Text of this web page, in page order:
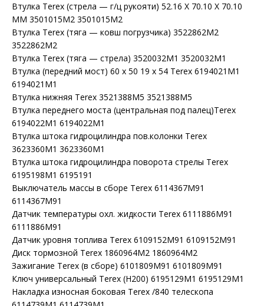
Втулка Terex (стрела — г/ц рукояти) 52.16 X 70.10 X 70.10
MM 3501015M2 3501015M2
Втулка Terex (тяга — ковш погрузчика) 3522862M2
3522862M2
Втулка Terex (тяга — стрела) 3520032M1 3520032M1
Втулка (передний мост) 60 x 50 19 x 54 Terex 6194021M1
6194021M1
Втулка нижняя Terex 3521388M5 3521388M5
Втулка переднего моста (центральная под палец)Terex
6194022M1 6194022M1
Втулка штока гидроцилиндра пов.колонки Terex
3623360M1 3623360M1
Втулка штока гидроцилиндра поворота стрелы Terex
6195198M1 6195191
Выключатель массы в сборе Terex 6114367M91
6114367M91
Датчик температуры охл. жидкости Terex 6111886M91
6111886M91
Датчик уровня топлива Terex 6109152M91 6109152M91
Диск тормозной Terex 1860964M2 1860964M2
Зажигание Terex (в сборе) 6101809M91 6101809M91
Ключ универсальный Terex (H200) 6195129M1 6195129M1
Накладка износная боковая Terex /840 телескопа